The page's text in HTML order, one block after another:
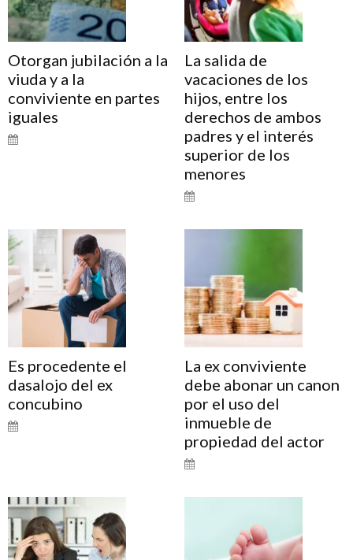
Otorgan jubilación a la
viuda y a la
conviviente en partes
iguales
La salida de
vacaciones de los
hijos, entre los
derechos de ambos
padres y el interés
superior de los
menores
Es procedente el
dasalojo del ex
concubino
La ex conviviente
debe abonar un canon
por el uso del
inmueble de
propiedad del actor